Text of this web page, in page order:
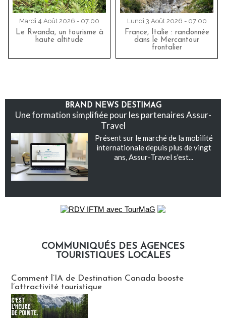
Mardi 4 Août 2026 - 07:00
Le Rwanda, un tourisme à
haute altitude
Lundi 3 Août 2026 - 07:00
France, Italie : randonnée
dans le Mercantour
frontalier
BRAND NEWS DESTIMAG
Une formation simplifiée pour les partenaires Assur-
Travel
Présent sur le marché de la mobilité
internationale depuis plus de vingt
ans, Assur-Travel s'est...
COMMUNIQUÉS DES AGENCES
TOURISTIQUES LOCALES
Comment l’IA de Destination Canada booste
l’attractivité touristique